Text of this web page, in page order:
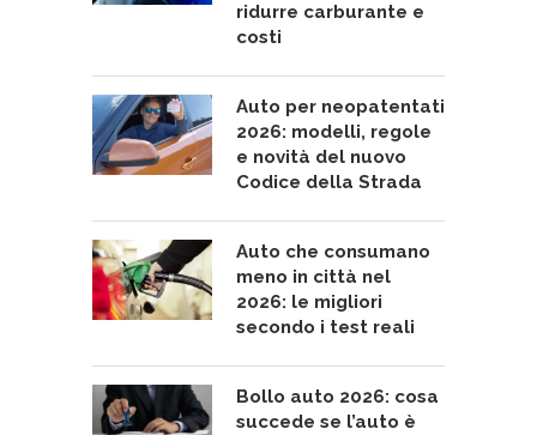
ridurre carburante e
costi
Auto per neopatentati
2026: modelli, regole
e novità del nuovo
Codice della Strada
Auto che consumano
meno in città nel
2026: le migliori
secondo i test reali
Bollo auto 2026: cosa
succede se l’auto è